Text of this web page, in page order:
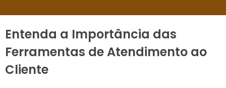
Entenda a Importância das
Ferramentas de Atendimento ao
Cliente